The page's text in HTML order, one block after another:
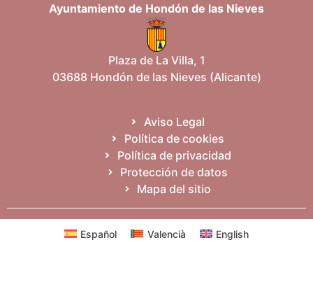
Ayuntamiento de Hondón de las Nieves
Plaza de La Villa, 1
03688 Hondón de las Nieves (Alicante)
Aviso Legal
Política de cookies
Política de privacidad
Protección de datos
Mapa del sitio
Español Valencià English